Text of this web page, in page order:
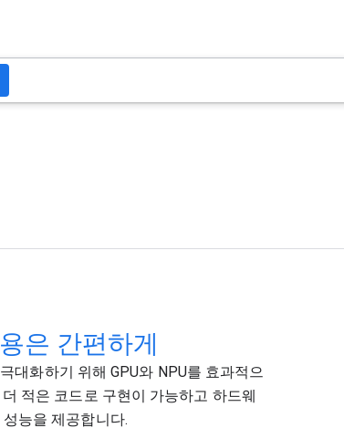
은 간편하게
대화하기 위해 GPU와 NPU를 효과적으
적은 코드로 구현이 가능하고 하드웨
능을 제공합니다.